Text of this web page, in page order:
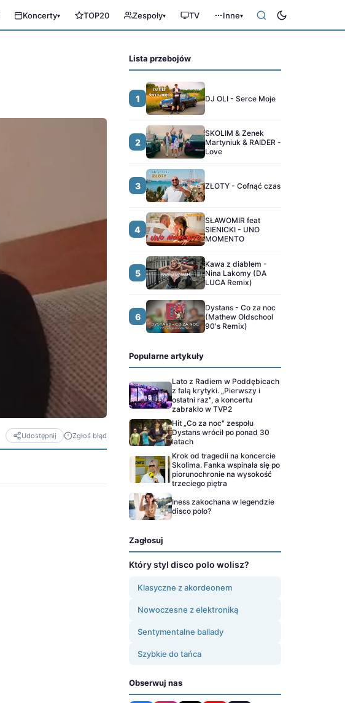
Koncerty▾ TOP20 Zespoły▾ TV Inne▾
Udostępnij Zgłoś błąd
Lista przebojów
1 DJ OLI - Serce Moje
2
SKOLIM & Zenek
Martyniuk & RAIDER -
Love
3 ZŁOTY - Cofnąć czas
4
SŁAWOMIR feat
SIENICKI - UNO
MOMENTO
5
Kawa z diabłem -
Nina Lakomy (DA
LUCA Remix)
6
Dystans - Co za noc
(Mathew Oldschool
90's Remix)
Popularne artykuły
Lato z Radiem w Poddębicach
z falą krytyki. „Pierwszy i
ostatni raz", a koncertu
zabrakło w TVP2
Hit „Co za noc" zespołu
Dystans wrócił po ponad 30
latach
Krok od tragedii na koncercie
Skolima. Fanka wspinała się po
piorunochronie na wysokość
trzeciego piętra
Iness zakochana w legendzie
disco polo?
Zagłosuj
Który styl disco polo wolisz?
Klasyczne z akordeonem
Nowoczesne z elektroniką
Sentymentalne ballady
Szybkie do tańca
Obserwuj nas